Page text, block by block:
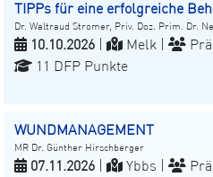
TIPPs für eine erfolgreiche
Dr. Waltraud Stromer, Priv. Doz. Prim. Dr.
10.10.2026 Melk |
11 DFP Punkte
WUNDMANAGEMENT
MR Dr. Günther Hirschberger
07.11.2026 Ybbs |